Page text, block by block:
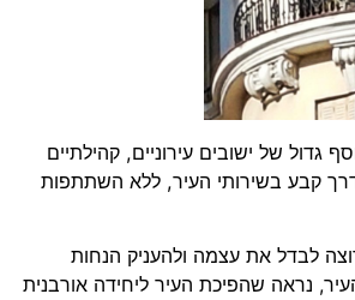
גדול של ישובים עירוניים, קהילתיים
קבע בשירותי העיר, ללא השתתפות
לבדל את עצמה ולהעניק הנחות
נראה שהפיכת העיר ליחידה אורבנית